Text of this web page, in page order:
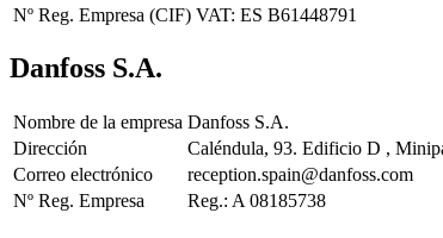
Nº Reg. Empresa (CIF) VAT: ES B61448791
Danfoss S.A.
Nombre de la empresa Danfoss S.A.
Dirección
Caléndula, 93. Edificio D ,
Correo electrónico
reception.spain@danfoss.com
Nº Reg. Empresa
Reg.: A 08185738